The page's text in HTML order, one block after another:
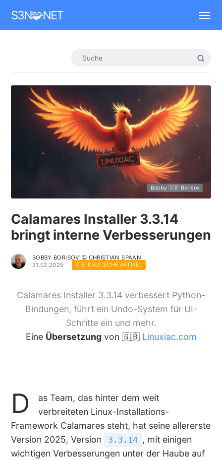
S3N🧩NET
Bobby 🇬🇧 Borisov
Calamares Installer 3.3.14
bringt interne Verbesserungen
BOBBY BORISOV 😛 CHRISTIAN SPAAN
21.02.2025
🇩🇪 DEUTSCHE ARTIKEL
Calamares Installer 3.3.14 verbessert Python-
Bindungen, führt ein Undo-System für UI-
Schritte ein und mehr.
Eine Übersetzungvon 🇬🇧 Linuxiac.com
D
as Team, das hinter dem weit
verbreiteten Linux-Installations-
Framework Calamares steht, hat seine allererste
Version 2025, Version
3.3.14 , mit einigen
wichtigen Verbesserungen unter der Haube auf